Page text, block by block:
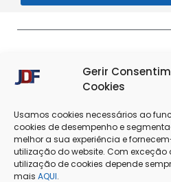
Gerir
Cookies
Usamos cookies necessários ao
cookies de desempenho e
melhor a sua experiência e
utilização do website. Com exceção
utilização de cookies depende
mais AQUI.
Termos & Condições
Política de Cookies